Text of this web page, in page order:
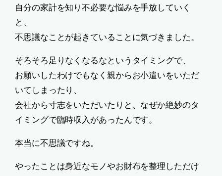
自分の家計を知り不必要な悩みを手放していく
と、
不思議なことが起きていることに気づきました。
そろそろ足りなくなるなというタイミングで、
お願いしたわけでもなく親からお小遣いをいただ
いてしまったり、
会社から寸志をいただいたりと、なぜか絶妙のタ
イミングで臨時収入があったんです。
本当に不思議ですね。
やったことは身近なモノやお財布を整理しただけ